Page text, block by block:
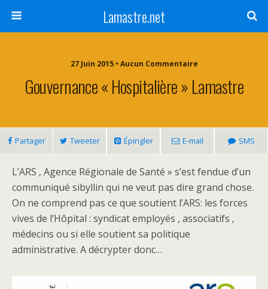
Lamastre.net
27 Juin 2015 • Aucun Commentaire
Gouvernance « Hospitalière » Lamastre
Partager Tweeter Épingler E-mail SMS
L’ARS , Agence Régionale de Santé » s’est fendue d’un
communiqué sibyllin qui ne veut pas dire grand chose.
On ne comprend pas ce que soutient l’ARS: les forces
vives de l’Hôpital : syndicat employés , associatifs ,
médecins ou si elle soutient sa politique
administrative. A décrypter donc…